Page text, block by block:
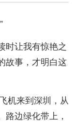
时让我有惊艳之
故事，才明白这
机来到深圳，从
路边绿化带上，